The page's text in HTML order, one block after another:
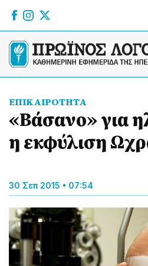
ΕΠΙΚΑΙΡΟΤΗΤΑ
«Βάσανο» για
η εκφύλιση
30 Σεπ 2015 • 07:54